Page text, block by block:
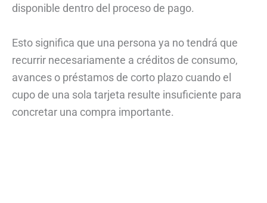
disponible dentro del proceso de pago.
Esto significa que una persona ya no tendrá que
recurrir necesariamente a créditos de consumo,
avances o préstamos de corto plazo cuando el
cupo de una sola tarjeta resulte insuficiente para
concretar una compra importante.